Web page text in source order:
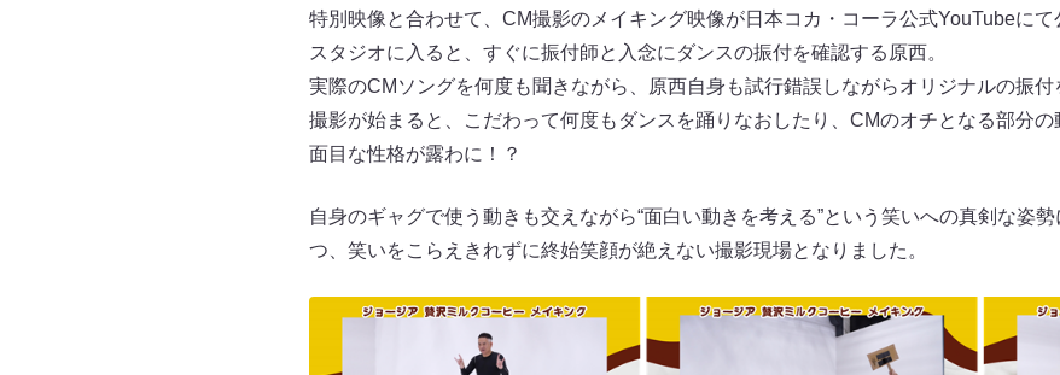
特別映像と合わせて、CM撮影のメイキング映像が日本コカ・コーラ公式YouTubeにて
スタジオに入ると、すぐに振付師と入念にダンスの振付を確認する原西。
実際のCMソングを何度も聞きながら、原西自身も試行錯誤しながらオリジナルの振付
撮影が始まると、こだわって何度もダンスを踊りなおしたり、CMのオチとなる部分
面目な性格が露わに！？
自身のギャグで使う動きも交えながら“面白い動きを考える”という笑いへの真剣な姿
つ、笑いをこらえきれずに終始笑顔が絶えない撮影現場となりました。